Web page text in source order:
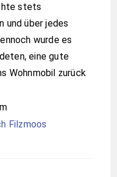
stets
und über jedes
wurde es
eine gute
Wohnmobil zurück
Filzmoos